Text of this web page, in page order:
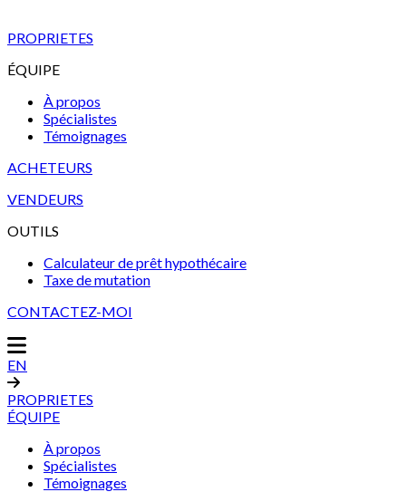
PROPRIETES
ÉQUIPE
À propos
Spécialistes
Témoignages
ACHETEURS
VENDEURS
OUTILS
Calculateur de prêt hypothécaire
Taxe de mutation
CONTACTEZ-MOI
EN
PROPRIETES
ÉQUIPE
À propos
Spécialistes
Témoignages